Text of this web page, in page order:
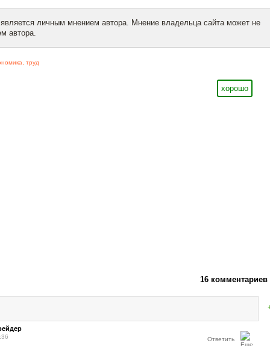
личным мнением автора. Мнение владельца сайта может не
автора.
, труд
хорошо
16 комментариев
Ответить